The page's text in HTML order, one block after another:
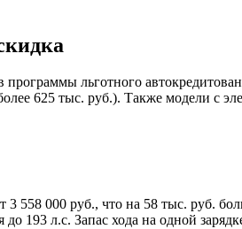
льготного
625 тыс. руб.). Также модели с
558 000 руб., что на 58 тыс. руб.
193 л.с. Запас хода на одной